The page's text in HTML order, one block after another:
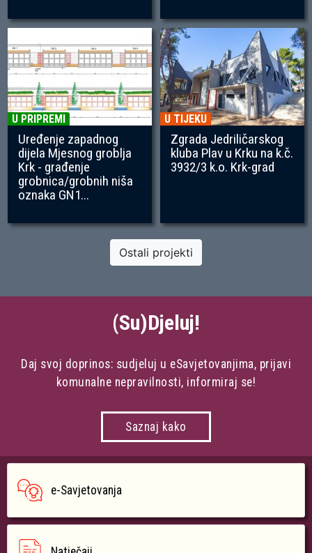
U PRIPREMI
Uređenje zapadnog
dijela Mjesnog groblja
Krk - građenje
grobnica/grobnih niša
oznaka GN1...
U TIJEKU
Zgrada Jedriličarskog
kluba Plav u Krku na k.č.
3932/3 k.o. Krk-grad
Ostali projekti
(Su)Djeluj!
Daj svoj doprinos: sudjeluj u eSavjetovanjima, prijavi
komunalne nepravilnosti, informiraj se!
Saznaj kako
e-Savjetovanja